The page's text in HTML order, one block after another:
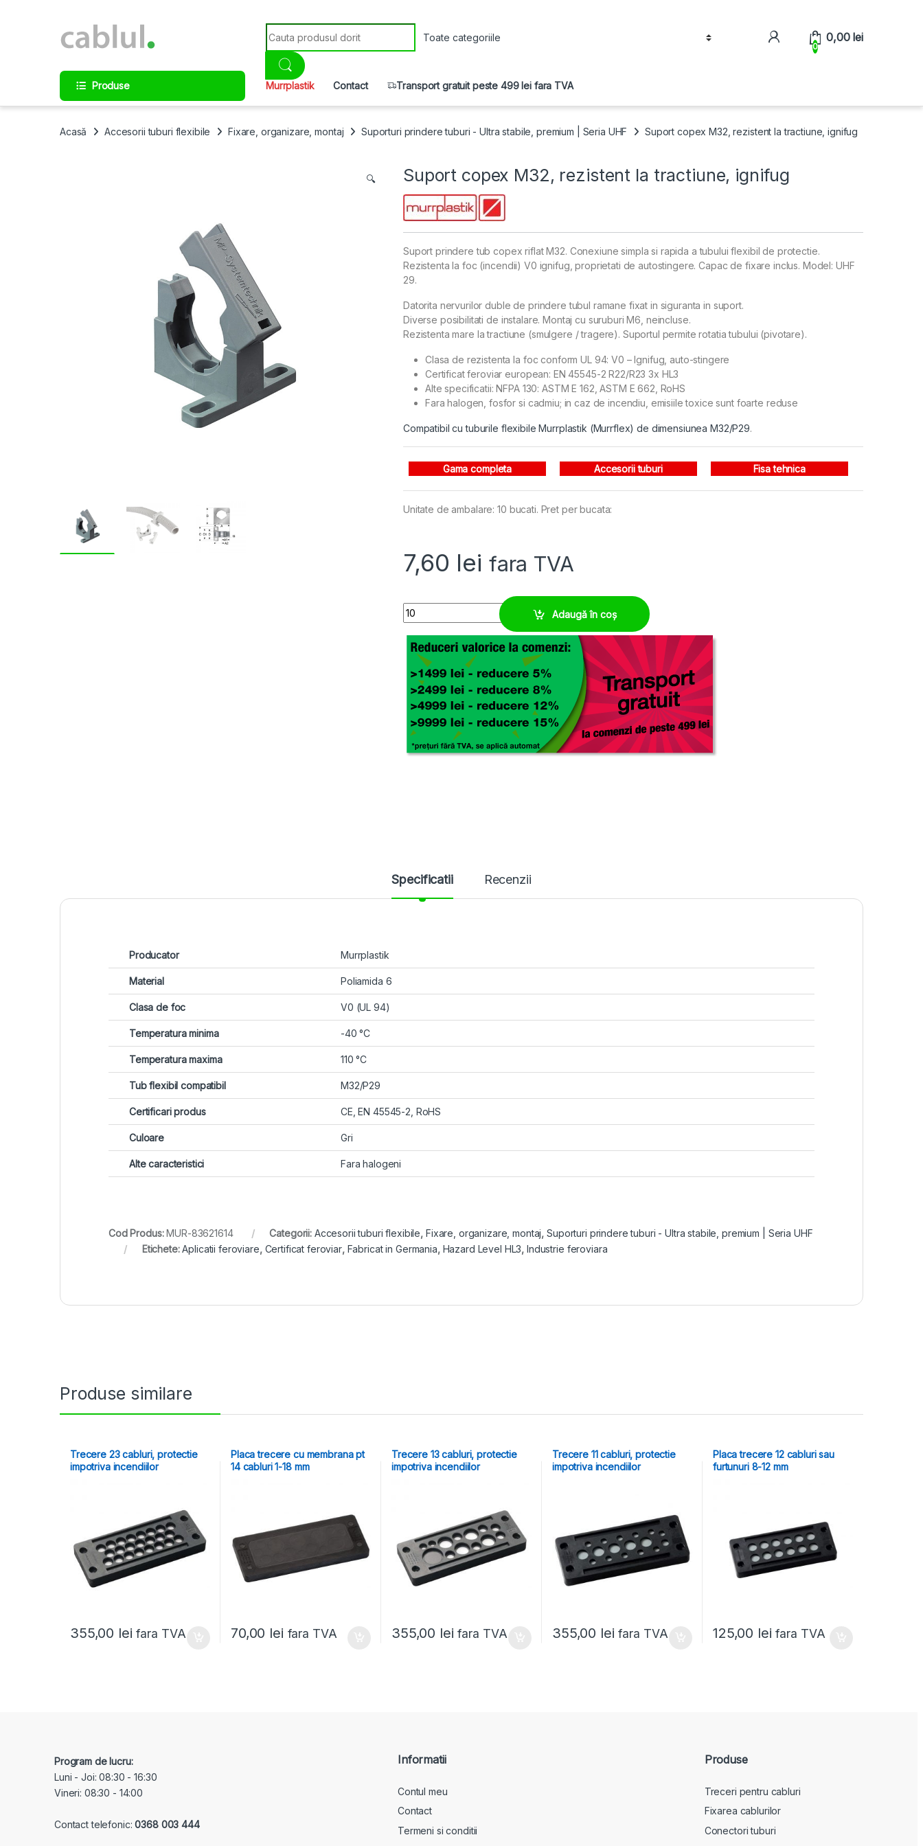
Search for:
0
0,00 lei
Produse Murrplastik Contact Transport gratuit peste 499 lei fara TVA
Acasă Accesorii tuburi flexibile Fixare, organizare, montaj Suporturi prindere tuburi - Ultra stabile, premium | Seria UHF Suport copex M32, rezistent la tractiune, ignifug
🔍 Suport copex M32, rezistent la tractiune, ignifug
Suport prindere tub copex riflat M32. Conexiune simpla si rapida a tubului flexibil de protectie.
Rezistenta la foc (incendii) V0 ignifug, proprietati de autostingere. Capac de fixare inclus. Model: UHF
29.
Datorita nervurilor duble de prindere tubul ramane fixat in siguranta in suport.
Diverse posibilitati de instalare. Montaj cu suruburi M6, neincluse.
Rezistenta mare la tractiune (smulgere / tragere). Suportul permite rotatia tubului (pivotare).
Clasa de rezistenta la foc conform UL 94: V0 – Ignifug, auto-stingere
Certificat feroviar european: EN 45545-2 R22/R23 3x HL3
Alte specificatii: NFPA 130: ASTM E 162, ASTM E 662, RoHS
Fara halogen, fosfor si cadmiu; in caz de incendiu, emisiile toxice sunt foarte reduse
Compatibil cu tuburile flexibile Murrplastik (Murrflex) de dimensiunea M32/P29.
Gama completa Accesorii tuburi Fisa tehnica
Unitate de ambalare: 10 bucati. Pret per bucata:
7,60 lei fara TVA
Suport copex M32, rezistent la tractiune, ignifug quantity
Adaugă în coș
Specificatii Recenzii
Producator Murrplastik
Material Poliamida 6
Clasa de foc V0 (UL 94)
Temperatura minima -40 °C
Temperatura maxima 110 °C
Tub flexibil compatibil M32/P29
Certificari produs CE, EN 45545-2, RoHS
Culoare Gri
Alte caracteristici Fara halogeni
Cod Produs:MUR-83621614 Categorii: Accesorii tuburi flexibile, Fixare, organizare, montaj,Suporturi prindere tuburi - Ultra stabile, premium | Seria UHF
Etichete:Aplicatii feroviare, Certificat feroviar, Fabricat in Germania, Hazard Level HL3,Industrie feroviara
Produse similare
Trecere 23 cabluri, protectie
impotriva incendiilor
355,00 lei fara TVA
Placa trecere cu membrana pt
14 cabluri 1-18 mm
70,00 lei fara TVA
Trecere 13 cabluri, protectie
impotriva incendiilor
355,00 lei fara TVA
Trecere 11 cabluri, protectie
impotriva incendiilor
355,00 lei fara TVA
Placa trecere 12 cabluri sau
furtunuri 8-12 mm
125,00 lei fara TVA
Program de lucru:
Luni - Joi: 08:30 - 16:30
Vineri: 08:30 - 14:00
Contact telefonic:0368 003 444
Informatii
Contul meu
Contact
Termeni si conditii
Produse
Treceri pentru cabluri
Fixarea cablurilor
Conectori tuburi